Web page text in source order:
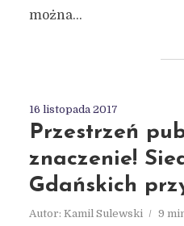
można...
16 listopada 2017
Przestrzeń
znaczenie!
Gdańskich
Autor: Kamil Sulewski
9